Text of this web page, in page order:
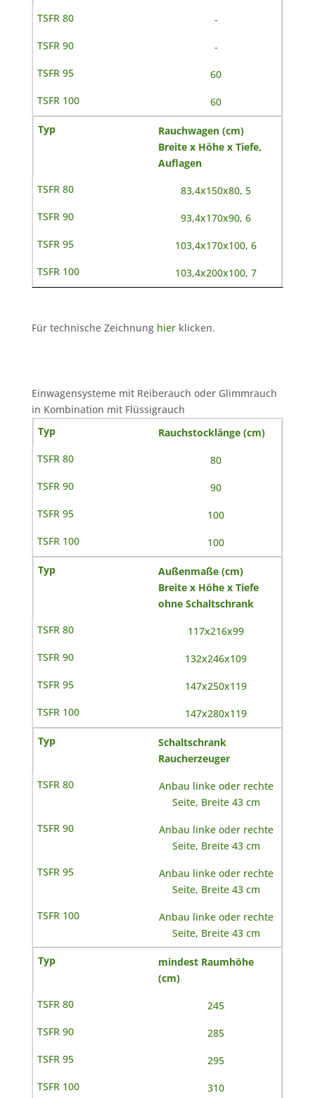
-
-
60
60
Rauchwagen (cm)
Breite x Höhe x Tiefe,
Auflagen
83,4x150x80, 5
93,4x170x90, 6
103,4x170x100, 6
103,4x200x100, 7
Für technische Zeichnung hierklicken.
Einwagensysteme mit Reiberauch oder Glimmrauch
in Kombination mit Flüssigrauch
Rauchstocklänge (cm)
80
90
100
100
Außenmaße (cm)
Breite x Höhe x Tiefe
ohne Schaltschrank
117x216x99
132x246x109
147x250x119
147x280x119
Schaltschrank
Raucherzeuger
Anbau linke oder rechte
Seite, Breite 43 cm
Anbau linke oder rechte
Seite, Breite 43 cm
Anbau linke oder rechte
Seite, Breite 43 cm
Anbau linke oder rechte
Seite, Breite 43 cm
mindest Raumhöhe
(cm)
245
285
295
310